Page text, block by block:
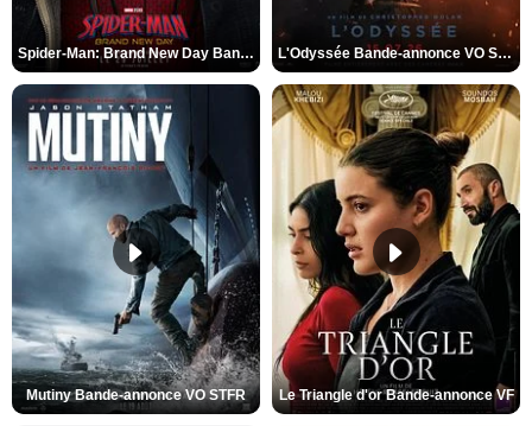
Spider-Man: Brand New Day Bande-annonce VO STFR L'Odyssée Bande-annonce VO STFR
Mutiny Bande-annonce VO STFR Le Triangle d'or Bande-annonce VF